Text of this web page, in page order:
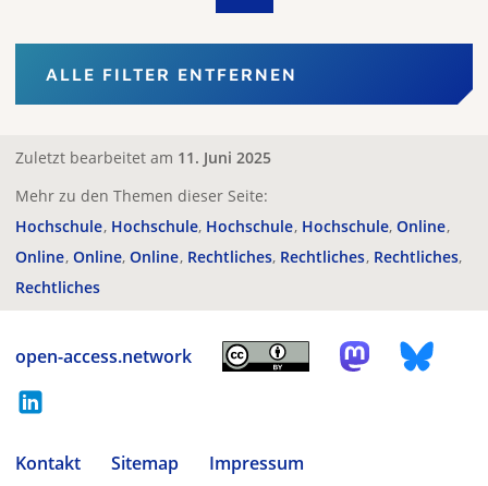
ALLE FILTER ENTFERNEN
Zuletzt bearbeitet am 11. Juni 2025
Mehr zu den Themen dieser Seite:
Hochschule Hochschule Hochschule Hochschule Online
Online Online Online Rechtliches Rechtliches Rechtliches
Rechtliches
open-access.network
Kontakt Sitemap
Impressum